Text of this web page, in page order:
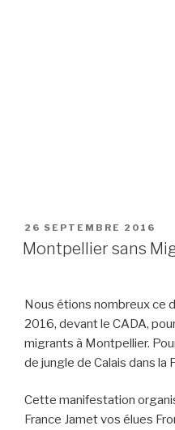
PUBLIÉ
LE
26 SEPTEMBRE 2016
Montpellier sans
Nous étions nombreux ce
2016, devant le CADA,
migrants à Montpellier.
de jungle de Calais dans la
Cette manifestation
France Jamet vos élues